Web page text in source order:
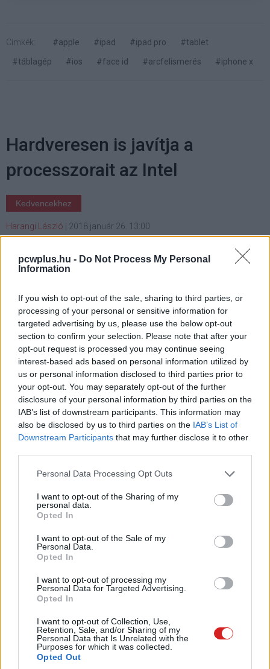
pcwplus.hu - Do Not Process My Personal
Information
If you wish to opt-out of the sale, sharing to third parties, or
processing of your personal or sensitive information for
targeted advertising by us, please use the below opt-out
section to confirm your selection. Please note that after your
opt-out request is processed you may continue seeing
interest-based ads based on personal information utilized by
us or personal information disclosed to third parties prior to
your opt-out. You may separately opt-out of the further
disclosure of your personal information by third parties on the
IAB’s list of downstream participants. This information may
also be disclosed by us to third parties on the IAB’s List of
Downstream Participants that may further disclose it to other
Please note that this website/app uses one or more Google
not limited to your visit or usage behaviour. You may click to
grant or deny consent to Google and its third-party tags to
use your data for below specified purposes in below Google
consent section.
Personal Data Processing Opt Outs
I want to opt-out of the Sharing of my
personal data.
Opted In
I want to opt-out of the Sale of my
Personal Data.
Opted In
I want to opt-out of processing my
Personal Data for Targeted Advertising.
Opted In
I want to opt-out of Collection, Use,
Retention, Sale, and/or Sharing of my
Personal Data that Is Unrelated with the
Purposes for which it was collected.
Opted Out
Címkék: #apple #ipad #ipad pro
#tablet
#táblagép
#ios #face id #arcfelismerés #iphone x
Hardveresen is javítja a
processzorait az Intel
Kedvencekhez
Harangi László 2018 január 26. 13:00
Sok a kérdés, de az biztos, hogy már az idén
hardveresen is védettek a Spectre és a
Meltdown ellen.
Brian Krzanich, az Intel ügyvezetője azzal nyugtatta meg
a befektetőket, hogy kijelentette: a vállalatmég az idén
piacra dobja az első olyan lapkáit, amelyek már fizikailag
is védettek a Spectre és a Meltdown sérülékenységekkel
szemben. Részletek egyelőre nincsenek, csak kérdések.
eközben: 2017 negyedik negyedévében 4 százalékos
emelkedéssel már 17,1 milliárd dolláros volt az
árbevétele. A két kritikus sérülékenység viszont nem vet
jó fényt a cégre, ráadásul alapvetően minden CPU-t érint,
amit PC-kbe és szerverekbe szántak.